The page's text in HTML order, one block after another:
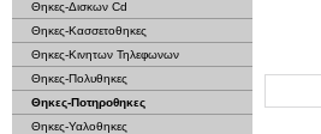
Θηκες-Δισκων Cd
Θηκες-Κασσετοθηκες
Θηκες-Κινητων Τηλεφωνων
Θηκες-Πολυθηκες
Θηκες-Ποτηροθηκες
Θηκες-Υαλοθηκες